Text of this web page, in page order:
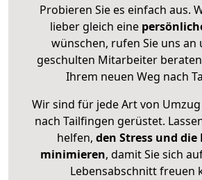
Probieren Sie es einfach aus.
lieber gleich eine
wünschen, rufen Sie uns an
geschulten Mitarbeiter
Ihrem neuen Weg nach
Wir sind für jede Art von
nach Tailfingen gerüstet.
helfen, den Stress und die
minimieren, damit Sie sich
Lebensabschnitt freuen